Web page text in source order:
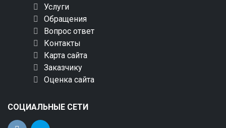
Услуги
Обращения
Вопрос ответ
Контакты
Карта сайта
Заказчику
Оценка сайта
СОЦИАЛЬНЫЕ СЕТИ